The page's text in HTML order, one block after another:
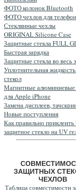
ФОТО колонок Bluetooth
ФOTO чехлов для
Стеклянные чехлы
ORIGINAL Silicone Case
Защитные стекла FULL
Быстрая зарядка
Защитные стекла во весь
Уплотнительная
стекол
Магнитные
для Apple iPhone
Замена дисплеев,
Новые поступления
Как правильно
защитное стекло на UV
ЗАЩИТНЫХ
ЧЕХЛОВ
Таблица совместимости